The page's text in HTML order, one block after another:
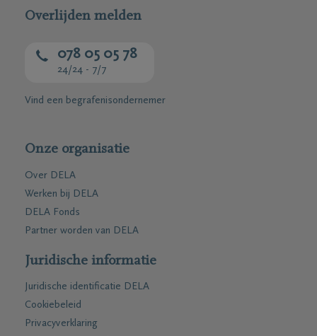
Overlijden melden
078 05 05 78
24/24 - 7/7
Vind een begrafenisondernemer
Onze organisatie
Over DELA
Werken bij DELA
DELA Fonds
Partner worden van DELA
Juridische informatie
Juridische identificatie DELA
Cookiebeleid
Privacyverklaring